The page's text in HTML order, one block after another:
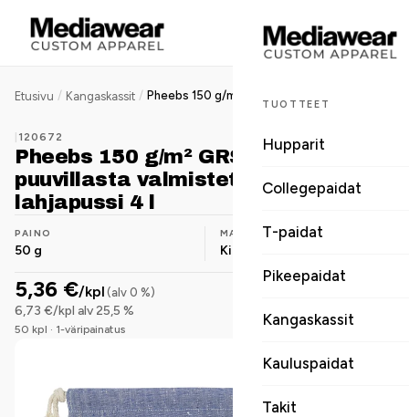
TUOTTEET
Hupparit
Collegepaidat
T-paidat
Pikeepaidat
Kangaskassit
Kauluspaidat
Takit
Etusivu / Kangaskassit /
120672
Pheebs 150 g/m² GRS-kierrätetystä
puuvillasta valmistettu iso
lahjapussi 4 l
PAINO
50 g
MATERIAALI
Kierrätyspuuvilla
5,36 €/kpl (alv 0 %)
6,73 €/kpl alv 25,5 %
50 kpl · 1-väripainatus